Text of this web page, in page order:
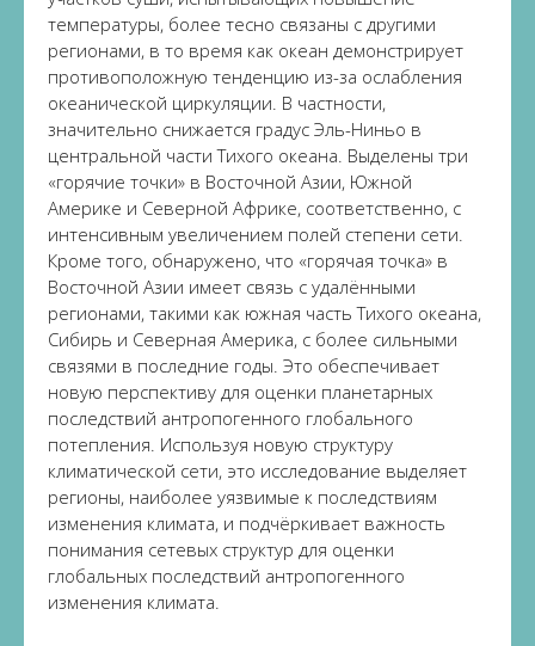
температуры, более тесно связаны с другими
регионами, в то время как океан демонстрирует
противоположную тенденцию из-за ослабления
океанической циркуляции. В частности,
значительно снижается градус Эль-Ниньо в
центральной части Тихого океана. Выделены три
«горячие точки» в Восточной Азии, Южной
Америке и Северной Африке, соответственно, с
интенсивным увеличением полей степени сети.
Кроме того, обнаружено, что «горячая точка» в
Восточной Азии имеет связь с удалёнными
регионами, такими как южная часть Тихого океана,
Сибирь и Северная Америка, с более сильными
связями в последние годы. Это обеспечивает
новую перспективу для оценки планетарных
последствий антропогенного глобального
потепления. Используя новую структуру
климатической сети, это исследование выделяет
регионы, наиболее уязвимые к последствиям
изменения климата, и подчёркивает важность
понимания сетевых структур для оценки
глобальных последствий антропогенного
изменения климата.